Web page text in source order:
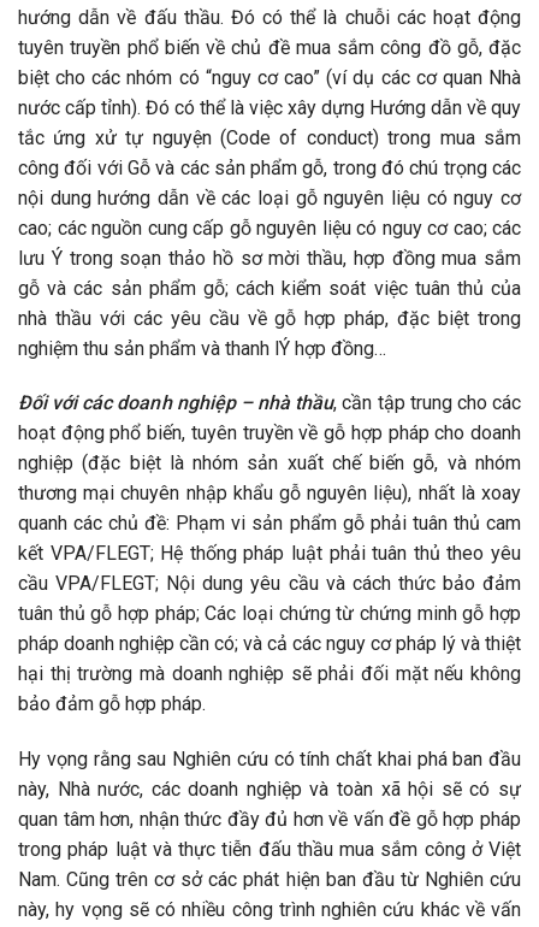
hướng dẫn về đấu thầu. Đó có thể là chuỗi các hoạt động
tuyên truyền phổ biến về chủ đề mua sắm công đồ gỗ, đặc
biệt cho các nhóm có “nguy cơ cao” (ví dụ các cơ quan Nhà
nước cấp tỉnh). Đó có thể là việc xây dựng Hướng dẫn về quy
tắc ứng xử tự nguyện (Code of conduct) trong mua sắm
công đối với Gỗ và các sản phẩm gỗ, trong đó chú trọng các
nội dung hướng dẫn về các loại gỗ nguyên liệu có nguy cơ
cao; các nguồn cung cấp gỗ nguyên liệu có nguy cơ cao; các
lưu Ý trong soạn thảo hồ sơ mời thầu, hợp đồng mua sắm
gỗ và các sản phẩm gỗ; cách kiểm soát việc tuân thủ của
nhà thầu với các yêu cầu về gỗ hợp pháp, đặc biệt trong
nghiệm thu sản phẩm và thanh lÝ hợp đồng…
Đối với các doanh nghiệp – nhà thầu, cần tập trung cho các
hoạt động phổ biến, tuyên truyền về gỗ hợp pháp cho doanh
nghiệp (đặc biệt là nhóm sản xuất chế biến gỗ, và nhóm
thương mại chuyên nhập khẩu gỗ nguyên liệu), nhất là xoay
quanh các chủ đề: Phạm vi sản phẩm gỗ phải tuân thủ cam
kết VPA/FLEGT; Hệ thống pháp luật phải tuân thủ theo yêu
cầu VPA/FLEGT; Nội dung yêu cầu và cách thức bảo đảm
tuân thủ gỗ hợp pháp; Các loại chứng từ chứng minh gỗ hợp
pháp doanh nghiệp cần có; và cả các nguy cơ pháp lý và thiệt
hại thị trường mà doanh nghiệp sẽ phải đối mặt nếu không
bảo đảm gỗ hợp pháp.
Hy vọng rằng sau Nghiên cứu có tính chất khai phá ban đầu
này, Nhà nước, các doanh nghiệp và toàn xã hội sẽ có sự
quan tâm hơn, nhận thức đầy đủ hơn về vấn đề gỗ hợp pháp
trong pháp luật và thực tiễn đấu thầu mua sắm công ở Việt
Nam. Cũng trên cơ sở các phát hiện ban đầu từ Nghiên cứu
này, hy vọng sẽ có nhiều công trình nghiên cứu khác về vấn